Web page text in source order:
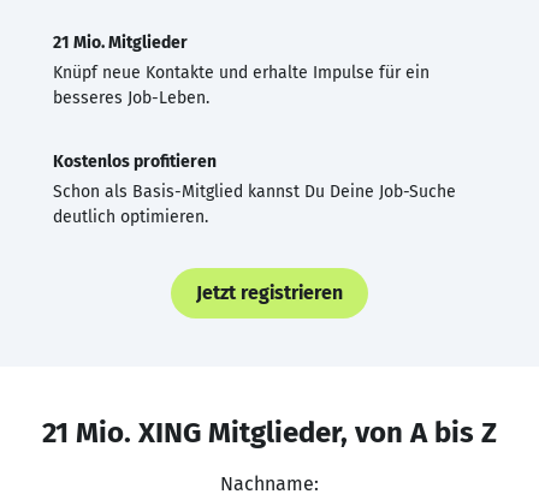
21 Mio. Mitglieder
Knüpf neue Kontakte und erhalte Impulse für ein
besseres Job-Leben.
Kostenlos profitieren
Schon als Basis-Mitglied kannst Du Deine Job-Suche
deutlich optimieren.
Jetzt registrieren
21 Mio. XING Mitglieder, von A bis Z
Nachname: